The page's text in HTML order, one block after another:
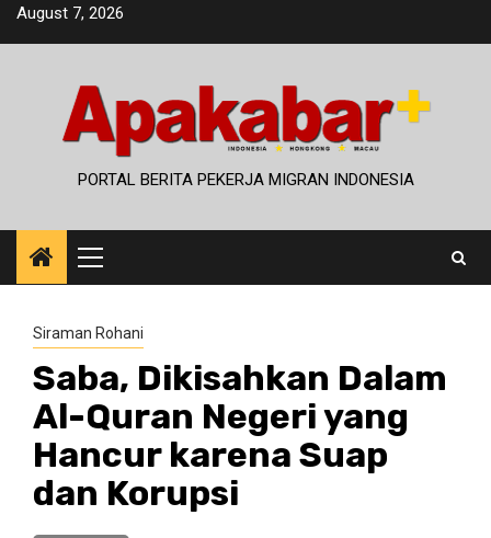
SkipAugust 7, 2026
PORTAL BERITA PEKERJA MIGRAN INDONESIA
Primary
Menu
Siraman Rohani
Saba, Dikisahkan Dalam
Al-Quran Negeri yang
Hancur karena Suap
dan Korupsi